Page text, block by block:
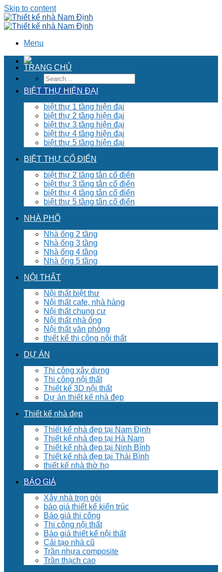
Skip to content
Menu
TRANG CHỦ
BIỆT THỰ HIỆN ĐẠI
biệt thự 1 tầng hiện đại
biệt thự 2 tầng hiện đại
biệt thự 3 tầng hiện đại
biệt thự 4 tầng hiện đại
biệt thự 5 tầng hiện đại
BIỆT THỰ CỔ ĐIỂN
biệt thự 2 tầng tân cổ điển
biệt thự 3 tầng tân cổ điển
biệt thự 4 tầng tân cổ điển
biệt thự 5 tầng tân cổ điển
NHÀ PHỐ
Nhà ống 2 tầng
Nhà ống 3 tầng
Nhà ống 4 tầng
Nhà ống 5 tầng
NỘI THẤT
Nội thất biệt thư
Nội thất cafe, nhà hàng
Nội thất chung cư
Nội thất nhà ống
Nội thất văn phòng
thiết kế thi công nội thất
DỰ ÁN
Thi công xây dựng
Thi công nội thất
Thiết kế 3D nội thất
Dự án thiết kế nhà đẹp
Thiết kế nhà đẹp
Thiết kế nhà đẹp tại Nam Định
Thiết kế nhà đẹp tại Hà Nam
Thiết kế nhà đẹp tại Ninh Bình
Thiết kế nhà đẹp tại Thái Bình
thiết kế nhà thờ họ
BÁO GIÁ
Xây nhà trọn gói
báo giá thiết kế kiến trúc
Báo giá thi công
Thi công nội thất
Báo giá thiết kế nội thất
Cải tạo nhà cũ
Trần nhựa composite
Trần thạch cao